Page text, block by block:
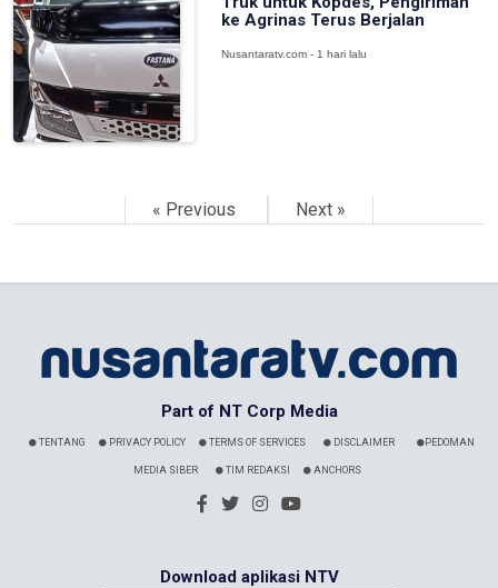
ke Agrinas Terus Berjalan
Nusantaratv.com - 1 hari lalu
« Previous Next »
Part of NT Corp Media
TENTANG PRIVACY POLICY TERMS OF SERVICES DISCLAIMER PEDOMAN
MEDIA SIBER TIM REDAKSI ANCHORS
Download aplikasi NTV